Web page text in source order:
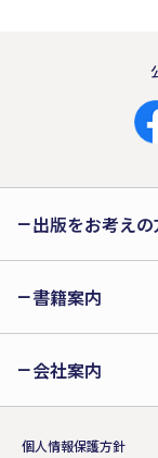
出版をお考え
書籍案内
会社案内
個人情報保護方針